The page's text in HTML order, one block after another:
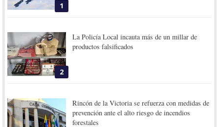
1
2
La Policía Local incauta más de un millar de
productos falsificados
Rincón de la Victoria se refuerza con medidas de
prevención ante el alto riesgo de incendios
forestales